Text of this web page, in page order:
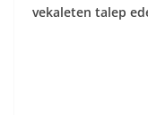
vekaleten talep